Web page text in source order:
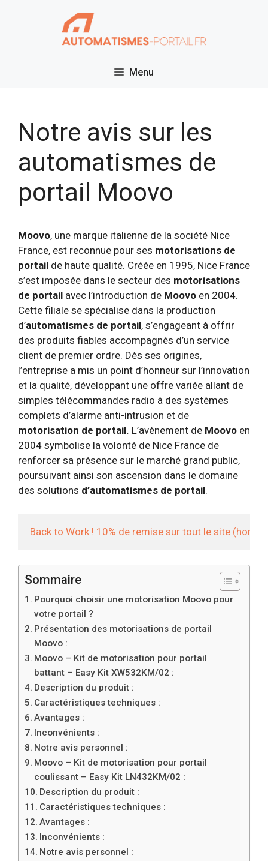
Menu
Notre avis sur les
automatismes de
portail Moovo
Moovo, une marque italienne de la société Nice
France, est reconnue pour ses motorisations de
portail de haute qualité. Créée en 1995, Nice France
s’est imposée dans le secteur des motorisations
de portail avec l’introduction de Moovo en 2004.
Cette filiale se spécialise dans la production
d’automatismes de portail, s’engageant à offrir
des produits fiables accompagnés d’un service
client de premier ordre. Dès ses origines,
l’entreprise a mis un point d’honneur sur l’innovation
et la qualité, développant une offre variée allant de
simples télécommandes radio à des systèmes
complets d’alarme anti-intrusion et de
motorisation de portail. L’avènement de Moovo en
2004 symbolise la volonté de Nice France de
renforcer sa présence sur le marché grand public,
poursuivant ainsi son ascension dans le domaine
des solutions d’automatismes de portail.
Back to Work ! 10% de remise sur tout le site (hors
Sommaire
Pourquoi choisir une motorisation Moovo pour
votre portail ?
Présentation des motorisations de portail
Moovo :
Moovo – Kit de motorisation pour portail
battant – Easy Kit XW532KM/02 :
Description du produit :
Caractéristiques techniques :
Avantages :
Inconvénients :
Notre avis personnel :
Moovo – Kit de motorisation pour portail
coulissant – Easy Kit LN432KM/02 :
Description du produit :
Caractéristiques techniques :
Avantages :
Inconvénients :
Notre avis personnel :